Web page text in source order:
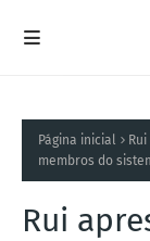
Página inicial
membros do
Rui